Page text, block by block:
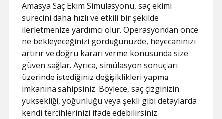
Amasya Saç Ekim Simülasyonu, saç ekimi
sürecini daha hızlı ve etkili bir şekilde
ilerletmenize yardımcı olur. Operasyondan önce
ne bekleyeceğinizi gördüğünüzde, heyecanınızı
artırır ve doğru kararı verme konusunda size
güven sağlar. Ayrıca, simülasyon sonuçları
üzerinde istediğiniz değişiklikleri yapma
imkanına sahipsiniz. Böylece, saç çizginizin
yüksekliği, yoğunluğu veya şekli gibi detaylarda
kendi tercihlerinizi ifade edebilirsiniz.